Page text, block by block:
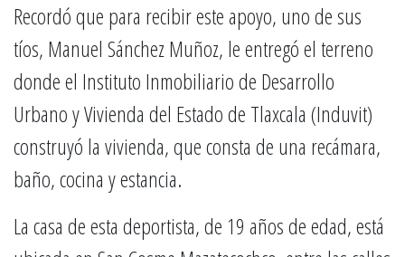
Recordó que para recibir este apoyo, uno de sus
tíos, Manuel Sánchez Muñoz, le entregó el terreno
donde el Instituto Inmobiliario de Desarrollo
Urbano y Vivienda del Estado de Tlaxcala (Induvit)
construyó la vivienda, que consta de una recámara,
baño, cocina y estancia.
La casa de esta deportista, de 19 años de edad, está